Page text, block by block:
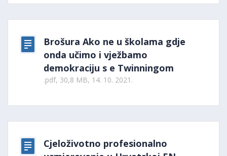
Brošura Ako ne u školama gdje
onda učimo i vježbamo
demokraciju s e Twinningom
.pdf, 30,8 MB, 14. 10. 2021.
Cjeloživotno profesionalno